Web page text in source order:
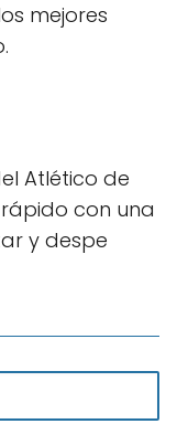
mejores
Atlético de
con una
y despe